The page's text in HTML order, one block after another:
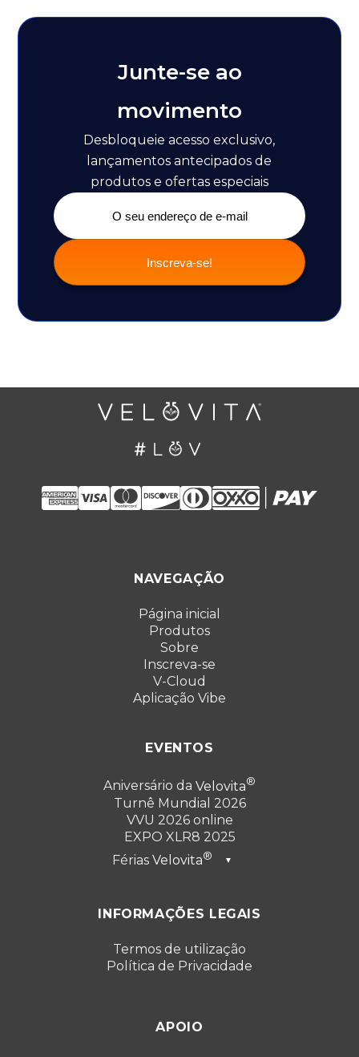
Junte-se ao
movimento
Desbloqueie acesso exclusivo,
lançamentos antecipados de
produtos e ofertas especiais
NAVEGAÇÃO
Página inicial
Produtos
Sobre
Inscreva-se
V-Cloud
Aplicação Vibe
EVENTOS
Aniversário da Velovita
Turnê Mundial 2026
VVU 2026 online
EXPO XLR8 2025
Férias Velovita ▼
Turquia 2025
Punta Cana 2024
Cancún 2023
INFORMAÇÕES LEGAIS
Termos de utilização
Política de Privacidade
APOIO